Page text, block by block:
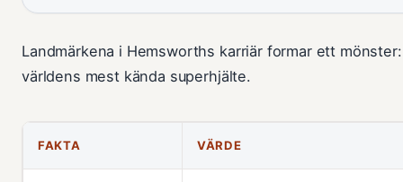
Landmärkena i Hemsworths karriär formar ett
världens mest kända superhjälte.
FAKTA VÄRDE